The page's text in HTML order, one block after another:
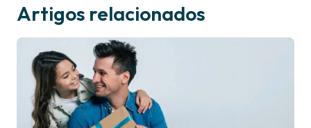
Artigos relacionados